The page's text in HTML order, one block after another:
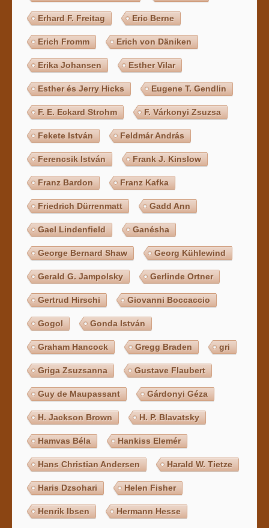
Erhard F. Freitag Eric Berne
Erich Fromm Erich von Däniken
Erika Johansen Esther Vilar
Esther és Jerry Hicks Eugene T. Gendlin
F. E. Eckard Strohm F. Várkonyi Zsuzsa
Fekete István Feldmár András
Ferencsik István Frank J. Kinslow
Franz Bardon Franz Kafka
Friedrich Dürrenmatt Gadd Ann
Gael Lindenfield Ganésha
George Bernard Shaw Georg Kühlewind
Gerald G. Jampolsky Gerlinde Ortner
Gertrud Hirschi Giovanni Boccaccio
Gogol Gonda István
Graham Hancock Gregg Braden gri
Griga Zsuzsanna Gustave Flaubert
Guy de Maupassant Gárdonyi Géza
H. Jackson Brown H. P. Blavatsky
Hamvas Béla Hankiss Elemér
Hans Christian Andersen Harald W. Tietze
Haris Dzsohari Helen Fisher
Henrik Ibsen Hermann Hesse